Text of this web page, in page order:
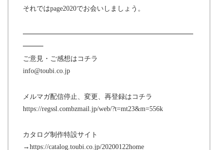
それではpage2020でお会いしましょう。
━━━━━━━━━━━━━━━━━━━━━━━━━
━━━
ご意見・ご感想はコチラ
info@toubi.co.jp
メルマガ配信停止、変更、再登録はコチラ
https://regssl.combzmail.jp/web/?t=mt23&m=556k
カタログ制作特設サイト
→https://catalog.toubi.co.jp/20200122home